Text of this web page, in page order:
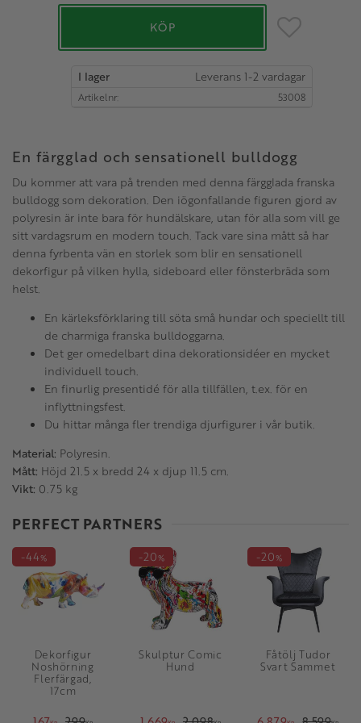
KÖP Lägg till i
I lager
Artikelnr 53008
En färgglad och sensationell bulldogg
Du kommer att vara på trenden med denna färgglada franska
bulldogg som dekoration. Den iögonfallande figuren gjord av
polyresin är inte bara för hundälskare, utan för alla som vill ge
sitt vardagsrum en modern touch. Tack vare sina mått så har
denna fyrbenta vän en storlek som blir en sensationell
dekorfigur på vilken hylla, sideboard eller fönsterbräda som
helst.
En kärleksförklaring till söta små hundar och speciellt till
de charmiga franska bulldoggarna.
Det ger omedelbart dina dekorationsidéer en mycket
individuell touch.
En finurlig presentidé för alla tillfällen, t.ex. för en
inflyttningsfest.
Du hittar många fler trendiga djurfigurer i vår butik.
Material: Polyresin.
Mått: Höjd 21.5 x bredd 24 x djup 11.5 cm.
Vikt: 0.75 kg
PERFECT PARTNERS
Dekorfigur
Noshörning
Flerfärgad,
17cm
44%
Skulptur Comic
Hund
20%
Fåtölj Tudor
Svart Sammet
20%